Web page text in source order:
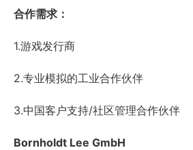
合作需求：
1.游戏发行商
2.专业模拟的工业合作伙伴
3.中国客户支持/社区管理合作伙伴
Bornholdt Lee GmbH